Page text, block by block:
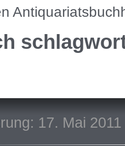
17. Mai